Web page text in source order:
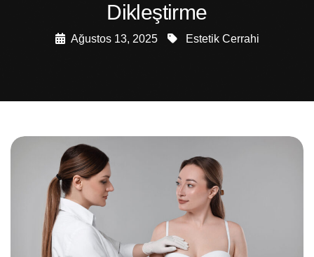
Dikleştirme
Ağustos 13, 2025 Estetik Cerrahi